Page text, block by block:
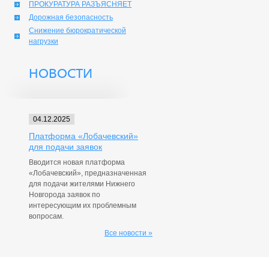
ПРОКУРАТУРА РАЗЪЯСНЯЕТ
Дорожная безопасность
Снижение бюрократической
нагрузки
НОВОСТИ
04.12.2025
Платформа «Лобачевский»
для подачи заявок
Вводится новая платформа
«Лобачевский», предназначенная
для подачи жителями Нижнего
Новгорода заявок по
интересующим их проблемным
вопросам.
Все новости »